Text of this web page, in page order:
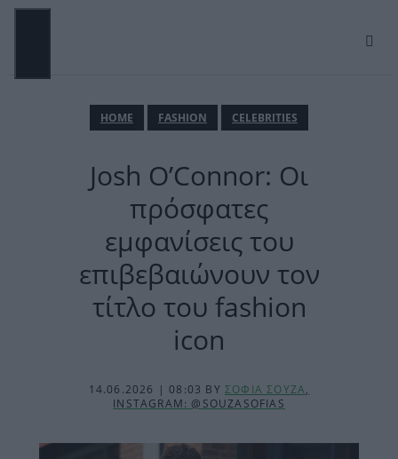
Μετάβαση
ΗΟΜΕ FASHION CELEBRITIES
Josh O’Connor: Οι
πρόσφατες
εμφανίσεις του
επιβεβαιώνουν τον
τίτλο του fashion
icon
14.06.2026 | 08:03 BY ΣΟΦΙΑ ΣΟΥΖΑ,
INSTAGRAM: @SOUZASOFIAS